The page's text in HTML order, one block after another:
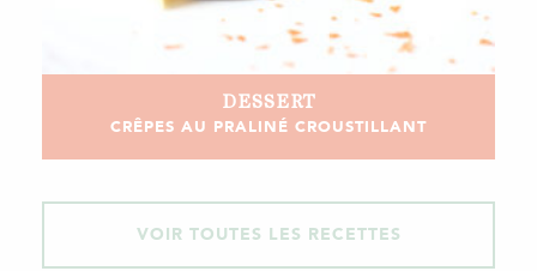
DESSERT
CRÊPES AU PRALINÉ CROUSTILLANT
VOIR TOUTES LES RECETTES